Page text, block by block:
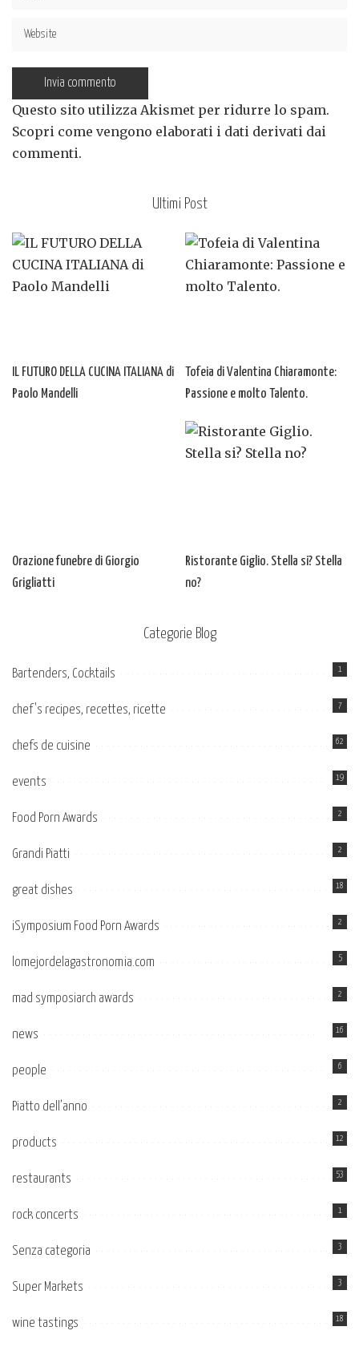
Questo sito utilizza Akismet per ridurre lo spam.
Scopri come vengono elaborati i dati derivati dai
commenti.
Ultimi Post
IL FUTURO DELLA CUCINA ITALIANA di
Paolo Mandelli
Tofeia di Valentina Chiaramonte:
Passione e molto Talento.
Orazione funebre di Giorgio
Grigliatti
Ristorante Giglio. Stella si? Stella
no?
Categorie Blog
Bartenders, Cocktails 1
chef's recipes, recettes, ricette 7
chefs de cuisine 62
events 19
Food Porn Awards 2
Grandi Piatti 2
great dishes 18
iSymposium Food Porn Awards 2
lomejordelagastronomia.com 5
mad symposiarch awards 2
news 16
people 6
Piatto dell’anno 2
products 12
restaurants 53
rock concerts 1
Senza categoria 3
Super Markets 3
wine tastings 18